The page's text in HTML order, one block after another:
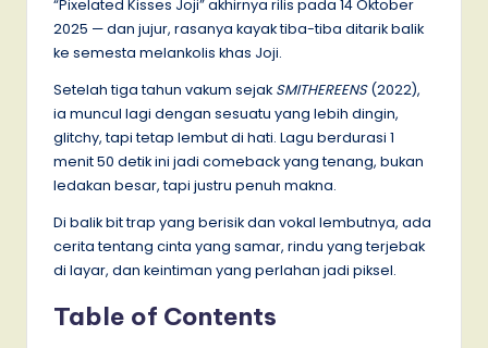
“Pixelated Kisses Joji” akhirnya rilis pada 14 Oktober
2025 — dan jujur, rasanya kayak tiba-tiba ditarik balik
ke semesta melankolis khas Joji.
Setelah tiga tahun vakum sejak SMITHEREENS(2022),
ia muncul lagi dengan sesuatu yang lebih dingin,
glitchy, tapi tetap lembut di hati. Lagu berdurasi 1
menit 50 detik ini jadi comeback yang tenang, bukan
ledakan besar, tapi justru penuh makna.
Di balik bit trap yang berisik dan vokal lembutnya, ada
cerita tentang cinta yang samar, rindu yang terjebak
di layar, dan keintiman yang perlahan jadi piksel.
Table of Contents